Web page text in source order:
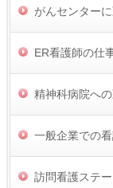
がんセンター
ER看護師の仕
精神科病院へ
一般企業での
訪問看護ステ